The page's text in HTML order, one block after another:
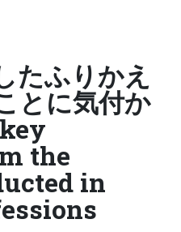
たふりかえ
とに気付か
the
in